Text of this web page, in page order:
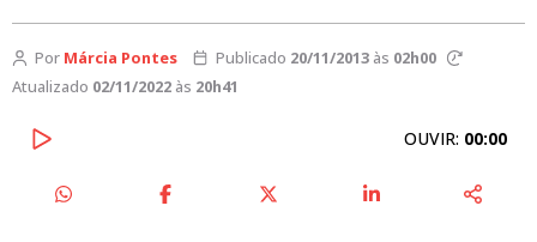
Por Márcia Pontes Publicado 20/11/2013às 02h00
Atualizado 02/11/2022 às 20h41
OUVIR: 00:00